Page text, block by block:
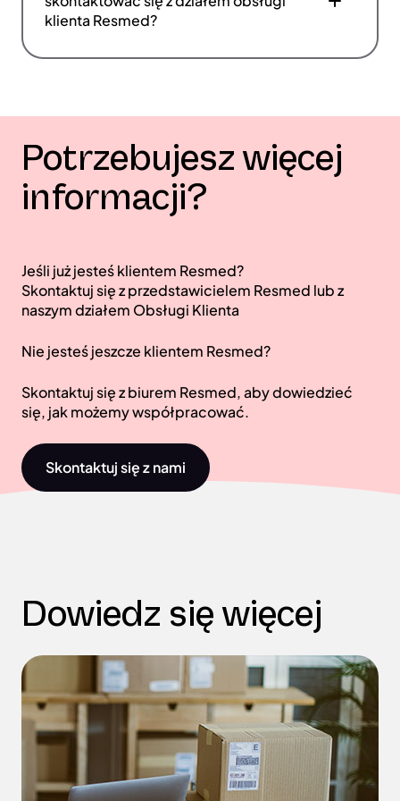
klienta Resmed?
Potrzebujesz więcej
informacji?
Jeśli już jesteś klientem Resmed?
Skontaktuj się z przedstawicielem Resmed lub z
naszym działem Obsługi Klienta
Nie jesteś jeszcze klientem Resmed?
Skontaktuj się z biurem Resmed, aby dowiedzieć
się, jak możemy współpracować.
Skontaktuj się z nami
Dowiedz się więcej